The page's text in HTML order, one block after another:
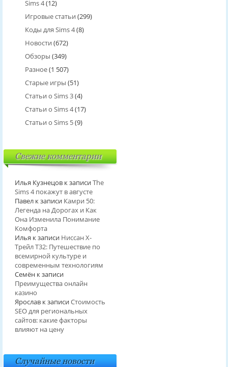
Sims 4(12)
Игровые статьи (299)
Коды для Sims 4(8)
Новости (672)
Обзоры (349)
Разное(1 507)
Старые игры (51)
Статьи о Sims 3(4)
Статьи о Sims 4(17)
Статьи о Sims 5(9)
Свежие комментарии
Илья Кузнецовк записиThe
Sims 4 покажут в августе
Павелк записи Камри 50:
Легенда на Дорогах и Как
Она Изменила Понимание
Комфорта
Илья к записи Ниссан Х-
Трейл T32: Путешествие по
всемирной культуре и
современным технологиям
Семёнк записи
Преимущества онлайн
казино
Ярославк записиСтоимость
SEO для региональных
сайтов: какие факторы
влияют на цену
Случайные новости